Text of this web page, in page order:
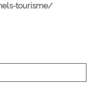
tourisme/